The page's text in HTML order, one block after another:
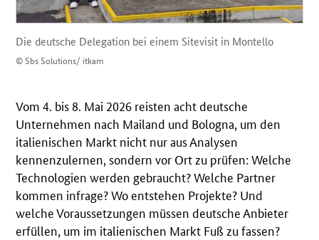
Die deutsche Delegation bei einem Sitevisit in Montello
© Sbs Solutions/ itkam
Vom 4. bis 8. Mai 2026 reisten acht deutsche
Unternehmen nach Mailand und Bologna, um den
italienischen Markt nicht nur aus Analysen
kennenzulernen, sondern vor Ort zu prüfen: Welche
Technologien werden gebraucht? Welche Partner
kommen infrage? Wo entstehen Projekte? Und
welche Voraussetzungen müssen deutsche Anbieter
erfüllen, um im italienischen Markt Fuß zu fassen?